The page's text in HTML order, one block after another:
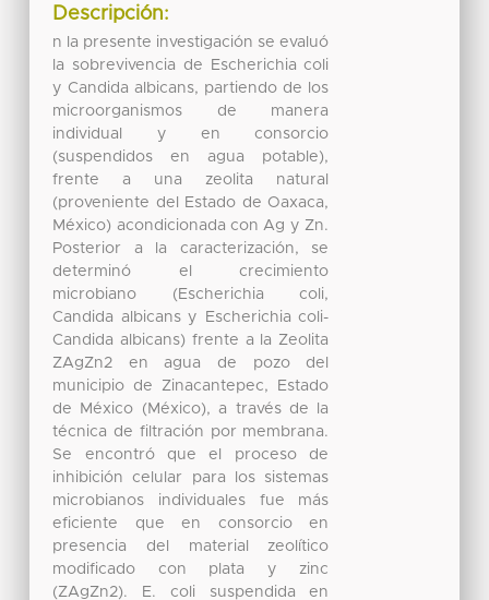
Descripción:
n la presente investigación se evaluó
la sobrevivencia de Escherichia coli
y Candida albicans, partiendo de los
microorganismos de manera
individual y en consorcio
(suspendidos en agua potable),
frente a una zeolita natural
(proveniente del Estado de Oaxaca,
México) acondicionada con Ag y Zn.
Posterior a la caracterización, se
determinó el crecimiento
microbiano (Escherichia coli,
Candida albicans y Escherichia coli-
Candida albicans) frente a la Zeolita
ZAgZn2 en agua de pozo del
municipio de Zinacantepec, Estado
de México (México), a través de la
técnica de filtración por membrana.
Se encontró que el proceso de
inhibición celular para los sistemas
microbianos individuales fue más
eficiente que en consorcio en
presencia del material zeolítico
modificado con plata y zinc
(ZAgZn2). E. coli suspendida en